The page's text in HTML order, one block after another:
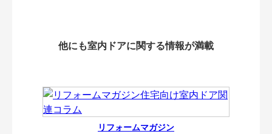
他にも室内ドアに関する情報が満載
リフォームマガジン